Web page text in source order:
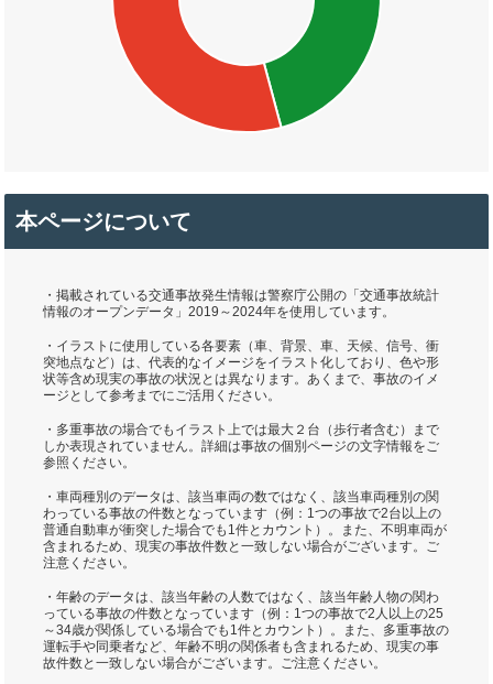
本ページについて
・掲載されている交通事故発生情報は警察庁公開の「交通事故統計
情報のオープンデータ」2019～2024年を使用しています。
・イラストに使用している各要素（車、背景、車、天候、信号、衝
突地点など）は、代表的なイメージをイラスト化しており、色や形
状等含め現実の事故の状況とは異なります。あくまで、事故のイメ
ージとして参考までにご活用ください。
・多重事故の場合でもイラスト上では最大２台（歩行者含む）まで
しか表現されていません。詳細は事故の個別ページの文字情報をご
参照ください。
・車両種別のデータは、該当車両の数ではなく、該当車両種別の関
わっている事故の件数となっています（例：1つの事故で2台以上の
普通自動車が衝突した場合でも1件とカウント）。また、不明車両が
含まれるため、現実の事故件数と一致しない場合がございます。ご
注意ください。
・年齢のデータは、該当年齢の人数ではなく、該当年齢人物の関わ
っている事故の件数となっています（例：1つの事故で2人以上の25
～34歳が関係している場合でも1件とカウント）。また、多重事故の
運転手や同乗者など、年齢不明の関係者も含まれるため、現実の事
故件数と一致しない場合がございます。ご注意ください。